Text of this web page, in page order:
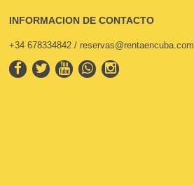
INFORMACION DE CONTACTO
+34 678334842 / reservas@rentaencuba.com